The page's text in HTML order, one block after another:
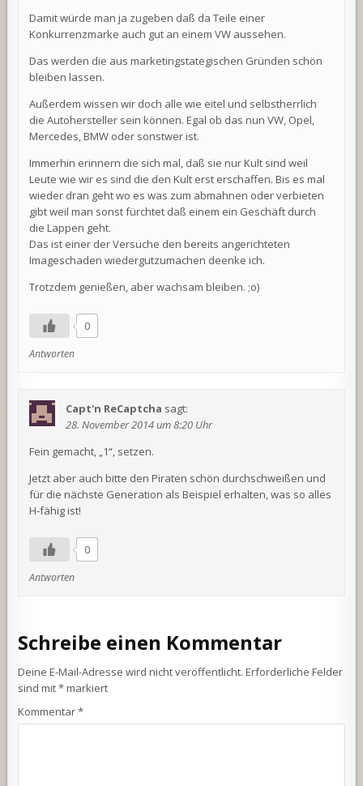
Damit würde man ja zugeben daß da Teile einer
Konkurrenzmarke auch gut an einem VW aussehen.
Das werden die aus marketingstategischen Gründen schön
bleiben lassen.
Außerdem wissen wir doch alle wie eitel und selbstherrlich
die Autohersteller sein können. Egal ob das nun VW, Opel,
Mercedes, BMW oder sonstwer ist.
Immerhin erinnern die sich mal, daß sie nur Kult sind weil
Leute wie wir es sind die den Kult erst erschaffen. Bis es mal
wieder dran geht wo es was zum abmahnen oder verbieten
gibt weil man sonst fürchtet daß einem ein Geschäft durch
die Lappen geht.
Das ist einer der Versuche den bereits angerichteten
Imageschaden wiedergutzumachen deenke ich.
Trotzdem genießen, aber wachsam bleiben. ;o)
0
Antworten
Capt'n ReCaptcha sagt:
28. November 2014 um 8:20 Uhr
Fein gemacht, „1“, setzen.
Jetzt aber auch bitte den Piraten schön durchschweißen und
für die nächste Generation als Beispiel erhalten, was so alles
H-fähig ist!
0
Antworten
Schreibe einen Kommentar
Deine E-Mail-Adresse wird nicht veröffentlicht. Erforderliche Felder
sind mit*markiert
Kommentar*